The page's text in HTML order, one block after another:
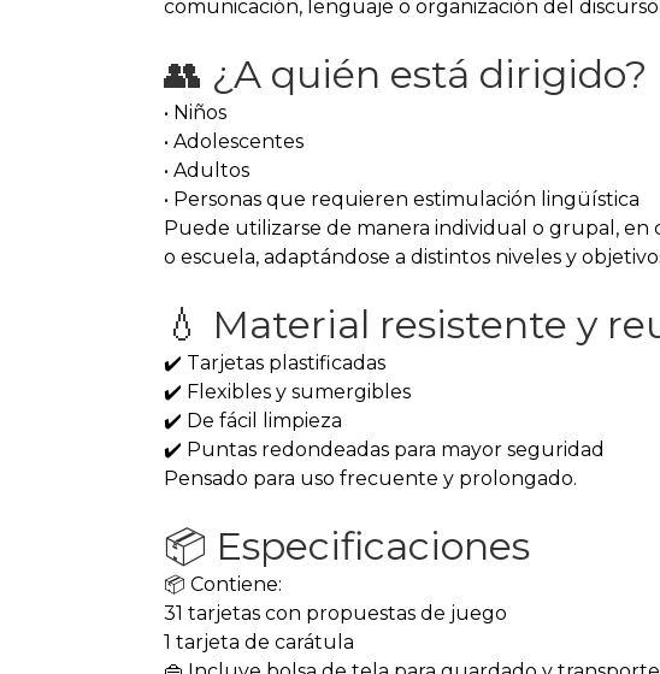
comunicación, lenguaje o organización del discurso.
👥 ¿A quién está dirigido?
• Niños
• Adolescentes
• Adultos
• Personas que requieren estimulación lingüística
Puede utilizarse de manera individual o grupal, en
o escuela, adaptándose a distintos niveles y
💧 Material resistente y
✔️ Tarjetas plastificadas
✔️ Flexibles y sumergibles
✔️ De fácil limpieza
✔️ Puntas redondeadas para mayor seguridad
Pensado para uso frecuente y prolongado.
📦 Especificaciones
📦 Contiene:
31 tarjetas con propuestas de juego
1 tarjeta de carátula